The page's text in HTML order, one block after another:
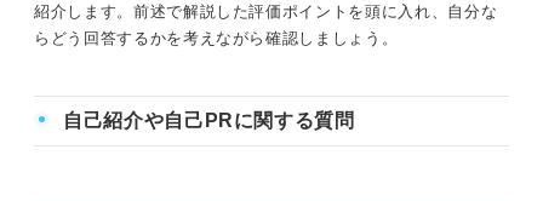
紹介します。前述で解説した評価ポイントを頭に入れ、自分な
らどう回答するかを考えながら確認しましょう。
自己紹介や自己PRに関する質問